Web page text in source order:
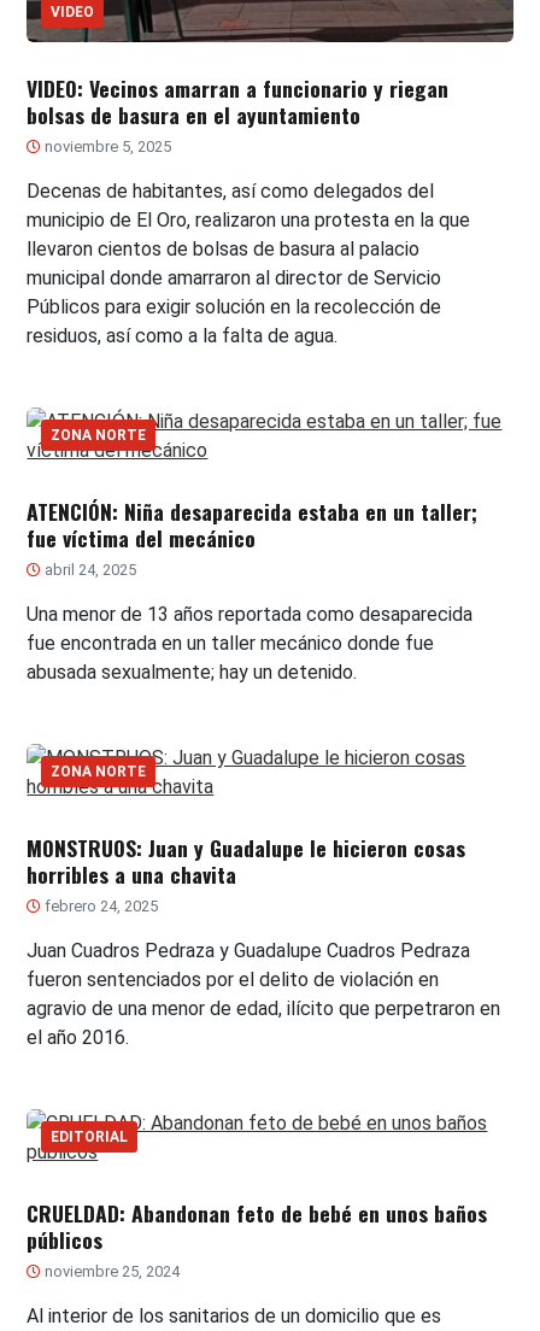
VIDEO
VIDEO: Vecinos amarran a funcionario y riegan
bolsas de basura en el ayuntamiento
noviembre 5, 2025
Decenas de habitantes, así como delegados del
municipio de El Oro, realizaron una protesta en la que
llevaron cientos de bolsas de basura al palacio
municipal donde amarraron al director de Servicio
Públicos para exigir solución en la recolección de
residuos, así como a la falta de agua.
ZONA NORTE
ATENCIÓN: Niña desaparecida estaba en un taller;
fue víctima del mecánico
abril 24, 2025
Una menor de 13 años reportada como desaparecida
fue encontrada en un taller mecánico donde fue
abusada sexualmente; hay un detenido.
ZONA NORTE
MONSTRUOS: Juan y Guadalupe le hicieron cosas
horribles a una chavita
febrero 24, 2025
Juan Cuadros Pedraza y Guadalupe Cuadros Pedraza
fueron sentenciados por el delito de violación en
agravio de una menor de edad, ilícito que perpetraron en
el año 2016.
EDITORIAL
CRUELDAD: Abandonan feto de bebé en unos baños
públicos
noviembre 25, 2024
Al interior de los sanitarios de un domicilio que es